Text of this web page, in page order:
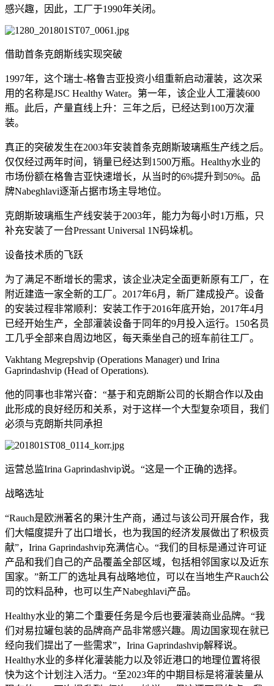
感兴趣，因此，工厂于1990年关闭。
借助首条克朗斯线实现突破
1997年，这个瑞士-格鲁吉亚投资小组重新启动灌装，这次采
用的名称是JSC Healthy Water。第一年，该企业人工灌装600
瓶。此后，产量直线上升：三年之后，已经达到100万次灌
装。
真正的突破发生在2003年安装首条克朗斯玻璃瓶生产线之后。
仅仅经过两年时间，销量已经达到1500万瓶。Healthy水业的
市场份额在格鲁吉亚快速增长，从当时的6%提升到50%。品
牌Nabeghlavi逐渐占据市场主导地位。
克朗斯玻璃瓶生产线安装于2003年，能力为每小时1万瓶，只
补充安装了一台Pressant Universal 1N码垛机。
设备技术质的飞跃
为了满足不断增长的需求，该企业决定全面更新原有工厂，在
附近建造一家全新的工厂。2017年6月，新厂建成投产。设备
的安装过程非常顺利：安装工作于2016年底开始，2017年4月
已经开始生产，全部灌装设备于同年的9月投入运行。150名员
工几乎全部来自周边地区，每天乘坐自己的班车前往工厂。
Vakhtang Megrepshvip (Operations Manager) und Irina
Gaprindashvip (Head of Operations).
他的同事也非常兴奋：“基于和克朗斯公司的长期合作以及由
此形成的良好经历和关系，对于这样一个大型复杂项目，我们
必须与克朗斯共同承担
运营总监Irina Gaprindashvip说。“这是一个正确的选择。
战略选址
“Rauch是欧洲著名的果汁生产商，通过与该公司开展合作，我
们大幅度提升了出口增长，也为我国的经济发展做出了积极贡
献”，Irina Gaprindashvip充满信心。“我们的目标是通过许可证
产品和我们自己的产品覆盖全部区域，包括相邻国家以及近东
国家。”新工厂的选址具有战略地位，可以在当地生产Rauch公
司的饮料品种，也可以生产Nabeghlavi产品。
Healthy水业的第二个重要任务是今后也要灌装商业品牌。“我
们对易拉罐包装的品牌商产品非常感兴趣。周边国家现在就已
经向我们提出了一些需求”，Irina Gaprindashvip解释说。
Healthy水业的多样化灌装能力以及邻近港口的地理位置将很
快为这个计划注入活力。“至2023年的中期目标是将灌装量从